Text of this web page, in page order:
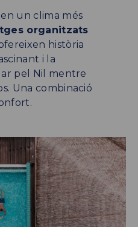
un clima més
organitzats
història
i la
pel Nil mentre
Una combinació